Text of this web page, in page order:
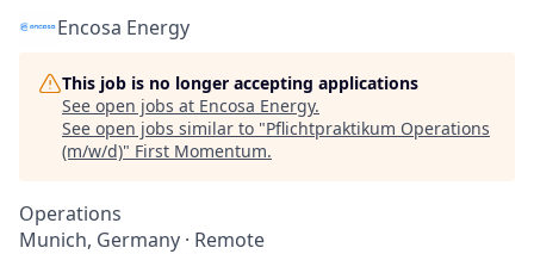
Encosa Energy
This job is no longer accepting applications
See open jobs at Encosa Energy.
See open jobs similar to "Pflichtpraktikum Operations
(m/w/d)" First Momentum.
Operations
Munich, Germany · Remote